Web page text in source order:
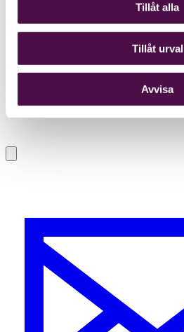
Tillåt alla
Tillåt urval
Avvisa